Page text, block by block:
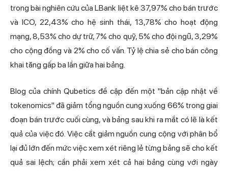
trong bài nghiên cứu của LBank liệt kê 37,97% cho bán trước
và ICO, 22,43% cho hệ sinh thái, 13,78% cho hoạt động
mạng, 8,53% cho dự trữ, 7% cho quỹ, 5% cho đội ngũ, 3,29%
cho cộng đồng và 2% cho cố vấn. Tỷ lệ chia sẻ cho bán công
khai tăng gấp ba lần giữa hai bảng.
Blog của chính Qubetics đề cập đến một "bản cập nhật về
tokenomics" đã giảm tổng nguồn cung xuống 66% trong giai
đoạn bán trước cuối cùng, và bảng sau khi ra mắt có lẽ là kết
quả của việc đó. Việc cắt giảm nguồn cung cộng với phân bổ
lại đủ lớn đến mức việc xem xét riêng lẻ từng bảng sẽ cho kết
quả sai lệch; cần phải xem xét cả hai bảng cùng với ngày